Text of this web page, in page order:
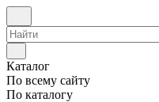
Каталог
По всему сайту
По каталогу